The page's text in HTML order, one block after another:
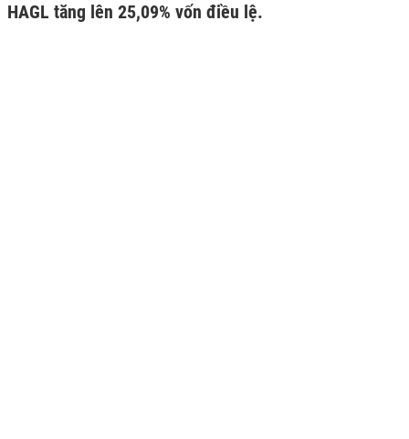
HAGL tăng lên 25,09% vốn điều lệ.